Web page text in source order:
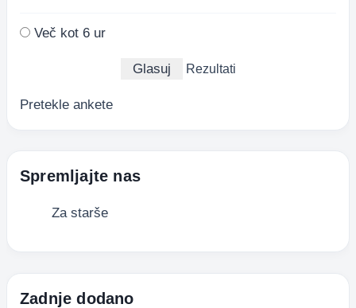
Več kot 6 ur
Rezultati
Pretekle ankete
Spremljajte nas
Za starše
Zadnje dodano